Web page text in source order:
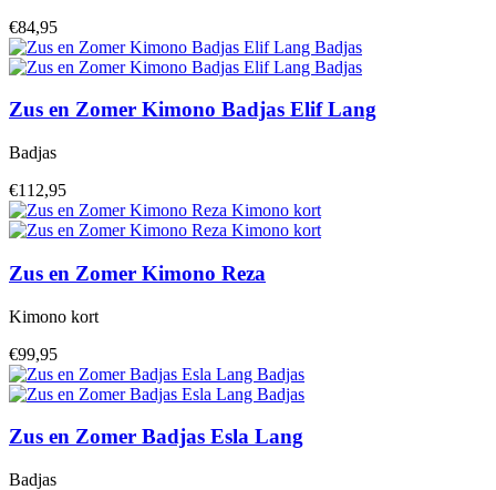
€84,95
Zus en Zomer Kimono Badjas Elif Lang
Badjas
€112,95
Zus en Zomer Kimono Reza
Kimono kort
€99,95
Zus en Zomer Badjas Esla Lang
Badjas